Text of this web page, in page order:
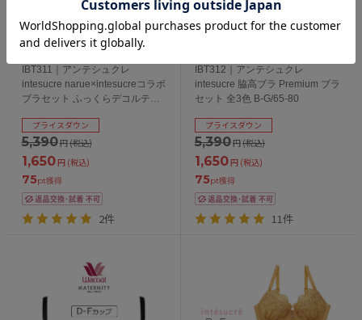
IBT311｜アンテシュクレ
intesucre narue×intesucreコラボ
ブラセット ふっくらデコルテメ
5,390円(税込)
プライスダウン
1,650円 (税込)
75pt獲得
2件
IBT312｜アンテシュクレ
intesucre 脇高ブラ Premium ブラ
セット 全3色 B-G/65-80
5,390円(税込)
プライスダウン
1,650円 (税込)
75pt獲得
11件